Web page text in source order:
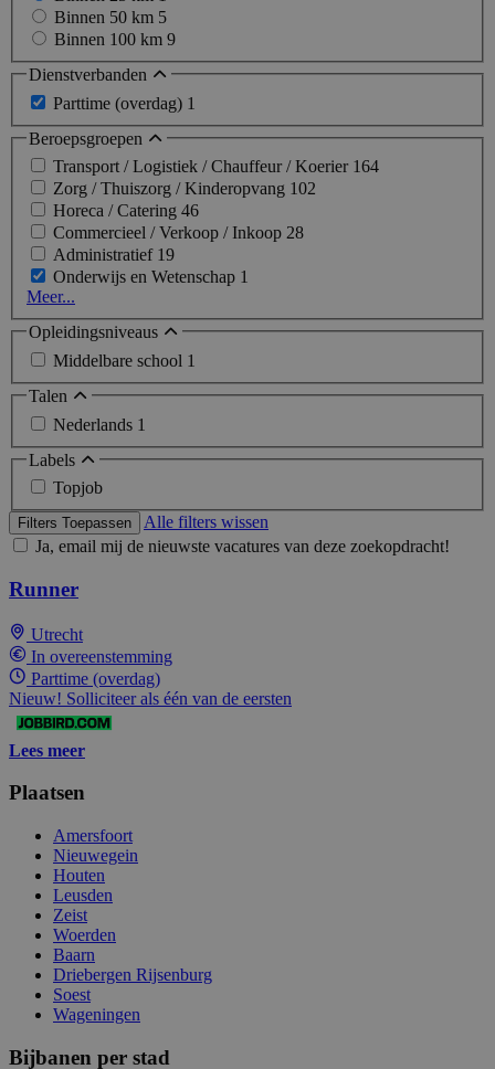
Binnen 50 km 5
Binnen 100 km 9
Dienstverbanden
Parttime (overdag) 1
Beroepsgroepen
Transport / Logistiek / Chauffeur / Koerier 164
Zorg / Thuiszorg / Kinderopvang 102
Horeca / Catering 46
Commercieel / Verkoop / Inkoop 28
Administratief 19
Onderwijs en Wetenschap 1
Meer...
Opleidingsniveaus
Middelbare school 1
Talen
Nederlands 1
Labels
Topjob
Filters Toepassen
Alle filters wissen
Ja, email mij de nieuwste vacatures van deze zoekopdracht!
Runner
Utrecht
In overeenstemming
Parttime (overdag)
Nieuw! Solliciteer als één van de eersten
Lees meer
Plaatsen
Amersfoort
Nieuwegein
Houten
Leusden
Zeist
Woerden
Baarn
Driebergen Rijsenburg
Soest
Wageningen
Bijbanen per stad